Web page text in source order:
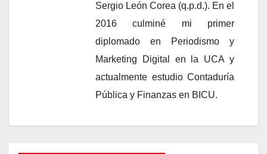
Sergio León Corea (q.p.d.). En el
2016 culminé mi primer
diplomado en Periodismo y
Marketing Digital en la UCA y
actualmente estudio Contaduría
Pública y Finanzas en BICU.